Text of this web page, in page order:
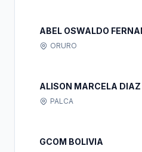
ABEL OSWALDO
ORURO
ALISON MARCELA DIAZ
PALCA
GCOM BOLIVIA